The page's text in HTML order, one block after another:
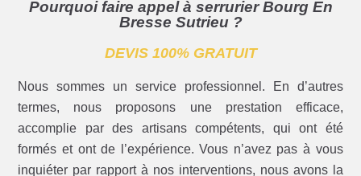
Pourquoi faire appel à serrurier Bourg En
Bresse Sutrieu ?
DEVIS 100% GRATUIT
Nous sommes un service professionnel. En d’autres
termes, nous proposons une prestation efficace,
accomplie par des artisans compétents, qui ont été
formés et ont de l’expérience. Vous n’avez pas à vous
inquiéter par rapport à nos interventions, nous avons la